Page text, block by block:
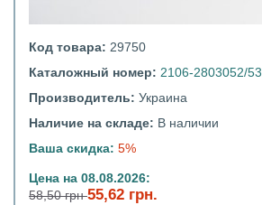
Код товара: 29750
Каталожный номер: 2106-2803052/53
Производитель: Украина
Наличие на складе: В наличии
Ваша скидка: 5%
Цена на 08.08.2026:
58,50 грн55,62 грн.